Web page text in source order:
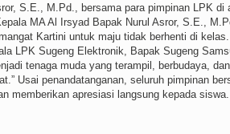
S.E., M.Pd., bersama para pimpinan LPK
MA Al Irsyad Bapak Nurul Asror, S.E.,
Kartini untuk maju tidak berhenti di
LPK Sugeng Elektronik, Bapak Sugeng
tenaga muda yang terampil, berbudaya,
Usai penandatanganan, seluruh pimpinan
memberikan apresiasi langsung kepada